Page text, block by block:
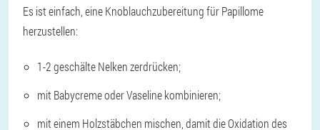
Es ist einfach, eine Knoblauchzubereitung für Papillome
herzustellen:
1-2 geschälte Nelken zerdrücken;
mit Babycreme oder Vaseline kombinieren;
mit einem Holzstäbchen mischen, damit die Oxidation des